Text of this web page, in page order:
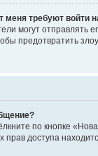
меня требуют войти
могут
предотвратить
по кнопке
прав доступа